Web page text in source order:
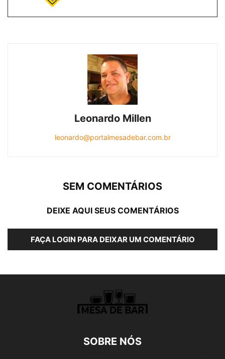
Leonardo Millen
leonardo@portalmesadebar.com.br
SEM COMENTÁRIOS
DEIXE AQUI SEUS COMENTÁRIOS
FAÇA LOGIN PARA DEIXAR UM COMENTÁRIO
SOBRE NÓS